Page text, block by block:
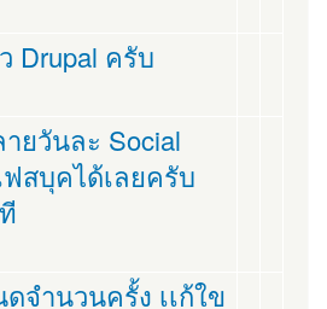
Drupal ครับ
ยวันละ Social
ฟสบุคได้เลยครับ
จำนวนครั้ง เเก้ใข